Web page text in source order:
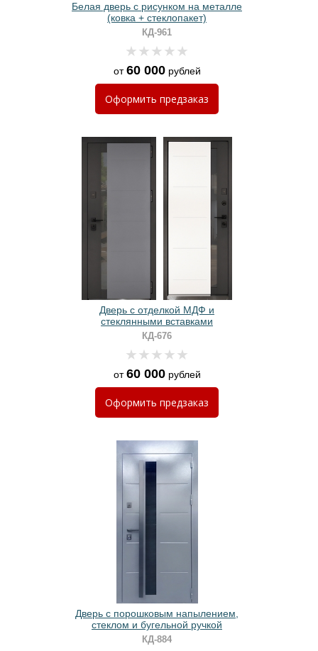
Белая дверь с рисунком на металле
(ковка + стеклопакет)
КД-961
от60 000рублей
Оформить предзаказ
Дверь с отделкой МДФ и
стеклянными вставками
КД-676
от60 000рублей
Оформить предзаказ
Дверь с порошковым напылением,
стеклом и бугельной ручкой
КД-884